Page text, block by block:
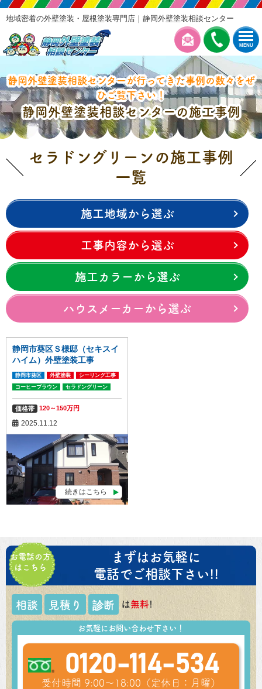
MENU
地域密着の外壁塗装・屋根塗装専門店｜静岡外壁塗装相談センター
静岡外壁塗装相談センターが行ってきた事例の数々をぜ
ひご覧下さい！
静岡外壁塗装相談センターの施工事例
セラドングリーンの施工事例
一覧
施工地域から選ぶ
工事内容から選ぶ
施工カラーから選ぶ
ハウスメーカーから選ぶ
静岡市葵区Ｓ様邸（セキスイ
ハイム）外壁塗装工事
静岡市葵区 外壁塗装
シーリング工事
コーヒーブラウン
セラドングリーン
価格帯 120～150万円
2025.11.12
続きはこちら
お電話の方
はこちら
まずはお気軽に
電話でご相談下さい!!
相談 見積り 診断 は無料!
お気軽にお問い合わせ下さい！
0120-114-534
受付時間 9:00～18:00（定休日：月曜）